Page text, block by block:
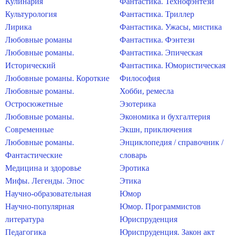
Культурология
Лирика
Любовные романы
Любовные романы.
Исторический
Любовные романы. Короткие
Любовные романы.
Остросюжетные
Любовные романы.
Современные
Любовные романы.
Фантастические
Медицина и здоровье
Мифы. Легенды. Эпос
Научно-образовательная
Научно-популярная
литература
Педагогика
Фантастика. Триллер
Фантастика. Ужасы, мистика
Фантастика. Фэнтези
Фантастика. Эпическая
Фантастика. Юмористическая
Философия
Хобби, ремесла
Эзотерика
Экономика и бухгалтерия
Экшн, приключения
Энциклопедия / справочник /
словарь
Эротика
Этика
Юмор
Юмор. Программистов
Юриспруденция
Юриспруденция. Закон акт